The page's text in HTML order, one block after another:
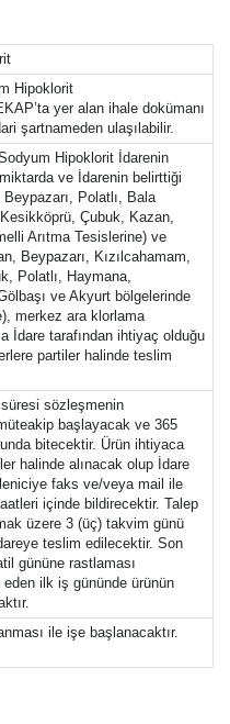
Hipoklorit
yer alan ihale dokümanı
şartnameden ulaşılabilir.
Hipoklorit İdarenin
ve İdarenin belirttiği
Polatlı, Bala
Çubuk, Kazan,
Arıtma Tesislerine) ve
Beypazarı, Kızılcahamam,
Polatlı, Haymana,
ve Akyurt bölgelerinde
merkez ara klorlama
İdare tarafından ihtiyaç olduğu
partiler halinde teslim
sözleşmenin
başlayacak ve 365
bitecektir. Ürün ihtiyaca
halinde alınacak olup İdare
faks ve/veya mail ile
içinde bildirecektir. Talep
üzere 3 (üç) takvim günü
teslim edilecektir. Son
gününe rastlaması
ilk iş gününde ürünün
ile işe başlanacaktır.